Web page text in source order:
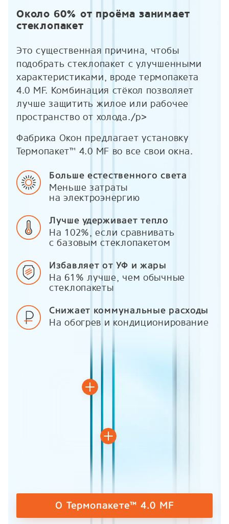
Около 60% от проёма занимает
стеклопакет
Это существенная причина, чтобы
подобрать стеклопакет с улучшенными
характеристиками, вроде термопакета
4.0 MF. Комбинация стёкол позволяет
лучше защитить жилое или рабочее
пространство от холода./p>
Фабрика Окон предлагает установку
Термопакет™ 4.0 MF во все свои окна.
Больше естественного света
Меньше затраты
на электроэнергию
Лучше удерживает тепло
На 102%, если сравнивать
с базовым стеклопакетом
Избавляет от УФ и жары
На 61% лучше, чем обычные
стеклопакеты
Снижает коммунальные расходы
На обогрев и кондиционирование
О Термопакете™ 4.0 MF